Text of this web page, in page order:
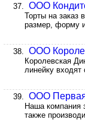
37. ООО
Торты на
размер, форму
38. ООО
Королевская
линейку
39. ООО
Наша компания
также